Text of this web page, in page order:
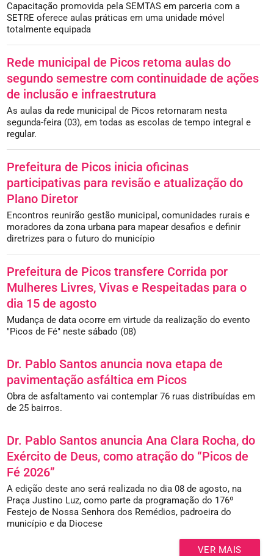
Capacitação promovida pela SEMTAS em parceria com a
SETRE oferece aulas práticas em uma unidade móvel
totalmente equipada
Rede municipal de Picos retoma aulas do
segundo semestre com continuidade de ações
de inclusão e infraestrutura
As aulas da rede municipal de Picos retornaram nesta
segunda-feira (03), em todas as escolas de tempo integral e
regular.
Prefeitura de Picos inicia oficinas
participativas para revisão e atualização do
Plano Diretor
Encontros reunirão gestão municipal, comunidades rurais e
moradores da zona urbana para mapear desafios e definir
diretrizes para o futuro do município
Prefeitura de Picos transfere Corrida por
Mulheres Livres, Vivas e Respeitadas para o
dia 15 de agosto
Mudança de data ocorre em virtude da realização do evento
"Picos de Fé" neste sábado (08)
Dr. Pablo Santos anuncia nova etapa de
pavimentação asfáltica em Picos
Obra de asfaltamento vai contemplar 76 ruas distribuídas em
de 25 bairros.
Dr. Pablo Santos anuncia Ana Clara Rocha, do
Exército de Deus, como atração do “Picos de
Fé 2026”
A edição deste ano será realizada no dia 08 de agosto, na
Praça Justino Luz, como parte da programação do 176º
Festejo de Nossa Senhora dos Remédios, padroeira do
município e da Diocese
VER MAIS